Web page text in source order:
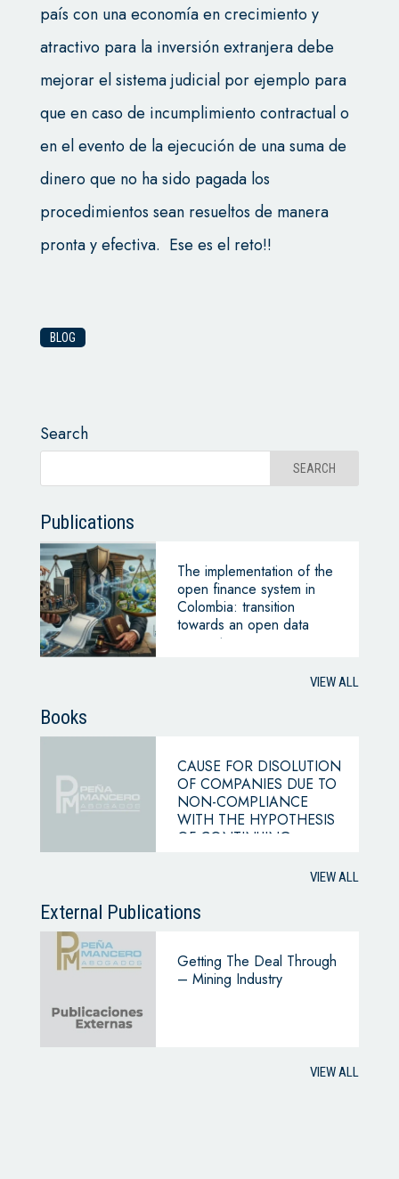
país con una economía en crecimiento y
atractivo para la inversión extranjera debe
mejorar el sistema judicial por ejemplo para
que en caso de incumplimiento contractual o
en el evento de la ejecución de una suma de
dinero que no ha sido pagada los
procedimientos sean resueltos de manera
pronta y efectiva. Ese es el reto!!
BLOG
Search
Publications
The implementation of the
open finance system in
Colombia: transition
towards an open data
ecosystem
VIEW ALL
Books
CAUSE FOR DISOLUTION
OF COMPANIES DUE TO
NON-COMPLIANCE
WITH THE HYPOTHESIS
OF CONTINUING
VIEW ALL
External Publications
Getting The Deal Through
– Mining Industry
VIEW ALL